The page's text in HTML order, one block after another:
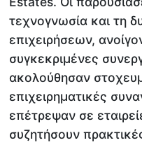
τεχνογνωσία και τη
επιχειρήσεων,
συγκεκριμένες
ακολούθησαν
επιχειρηματικές
επέτρεψαν σε
συζητήσουν